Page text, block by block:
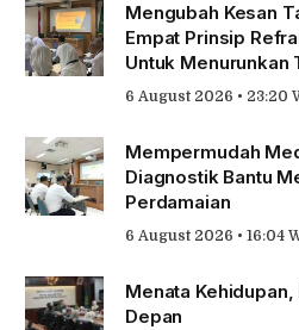
Mengubah Kesan
Empat Prinsip
Untuk Menurunkan
6 August 2026 • 23:20
Mempermudah
Diagnostik Bantu
Perdamaian
6 August 2026 • 16:04
Menata
Depan